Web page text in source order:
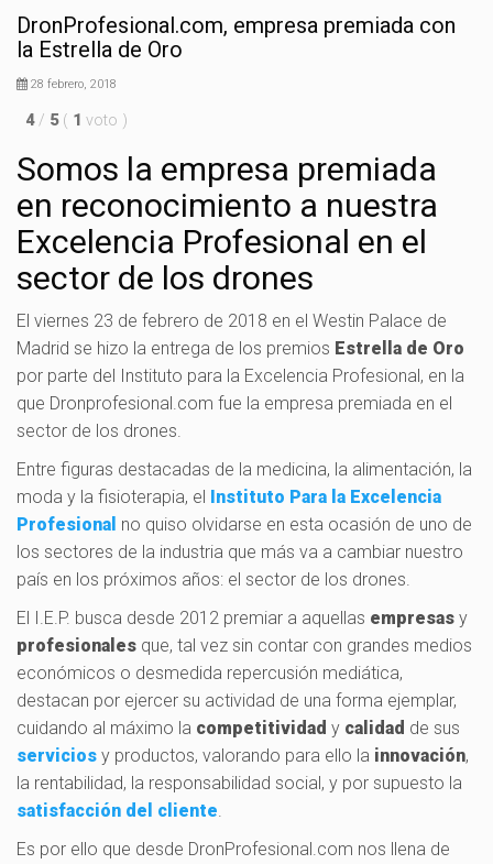
DronProfesional.com, empresa premiada con
la Estrella de Oro
28 febrero, 2018
4 / 5 ( 1 voto )
Somos la empresa premiada
en reconocimiento a nuestra
Excelencia Profesional en el
sector de los drones
El viernes 23 de febrero de 2018 en el Westin Palace de
Madrid se hizo la entrega de los premios Estrella de Oro
por parte del Instituto para la Excelencia Profesional, en la
que Dronprofesional.com fue la empresa premiada en el
sector de los drones.
Entre figuras destacadas de la medicina, la alimentación, la
moda y la fisioterapia, el Instituto Para la Excelencia
Profesional no quiso olvidarse en esta ocasión de uno de
los sectores de la industria que más va a cambiar nuestro
país en los próximos años: el sector de los drones.
El I.E.P. busca desde 2012 premiar a aquellas empresas y
profesionales que, tal vez sin contar con grandes medios
económicos o desmedida repercusión mediática,
destacan por ejercer su actividad de una forma ejemplar,
cuidando al máximo la competitividad y calidad de sus
servicios y productos, valorando para ello la innovación,
la rentabilidad, la responsabilidad social, y por supuesto la
satisfacción del cliente
Es por ello que desde DronProfesional.com nos llena de